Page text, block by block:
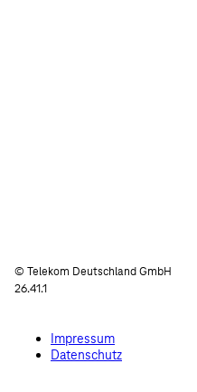
© Telekom Deutschland GmbH
26.41.1
Impressum
Datenschutz